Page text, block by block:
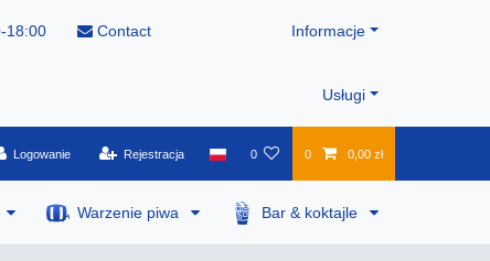
18:00 Contact Informacje
Usługi
Logowanie Rejestracja 0 0 0,00 zł
Warzenie piwa Bar & koktajle